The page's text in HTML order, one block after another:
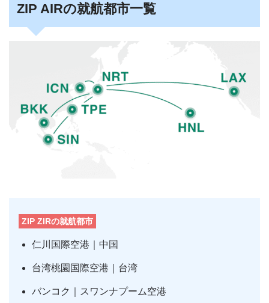
ZIP AIRの就航都市一覧
ZIP ZIRの就航都市
仁川国際空港｜中国
台湾桃園国際空港｜台湾
バンコク｜スワンナプーム空港